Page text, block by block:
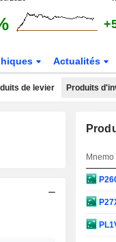
Actualités
de levier Produits
Mnemo